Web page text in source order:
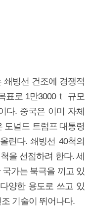
쇄빙선 건조에 경쟁적
표로 1만3000ｔ 규모
다. 중국은 이미 자체
도널드 트럼프 대통령
린다. 쇄빙선 40척의
을 선점하려 한다. 세
가는 북극을 끼고 있
양한 용도로 쓰고 있
기술이 뛰어나다.